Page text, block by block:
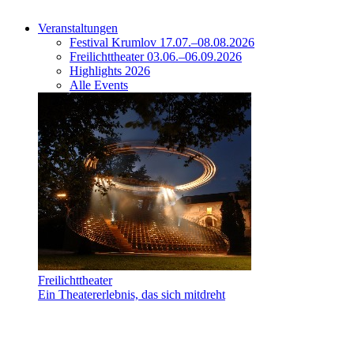
Veranstaltungen
Festival Krumlov 17.07.–08.08.2026
Freilichttheater 03.06.–06.09.2026
Highlights 2026
Alle Events
Freilichttheater
Ein Theatererlebnis, das sich mitdreht